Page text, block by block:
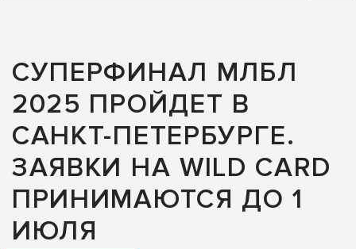
СУПЕРФИНАЛ МЛБЛ
2025 ПРОЙДЕТ В
САНКТ-ПЕТЕРБУРГЕ.
ЗАЯВКИ НА WILD CARD
ПРИНИМАЮТСЯ ДО 1
ИЮЛЯ